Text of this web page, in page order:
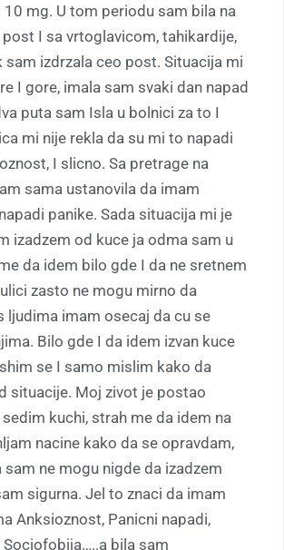
10 mg. U tom periodu sam bila na
I sa vrtoglavicom, tahikardije,
izdrzala ceo post. Situacija mi
I gore, imala sam svaki dan napad
puta sam Isla u bolnici za to I
mi nije rekla da su mi to napadi
I slicno. Sa pretrage na
sama ustanovila da imam
panike. Sada situacija mi je
izadzem od kuce ja odma sam u
da idem bilo gde I da ne sretnem
zasto ne mogu mirno da
ljudima imam osecaj da cu se
Bilo gde I da idem izvan kuce
se I samo mislim kako da
situacije. Moj zivot je postao
kuchi, strah me da idem na
nacine kako da se opravdam,
ne mogu nigde da izadzem
sigurna. Jel to znaci da imam
Anksioznost, Panicni napadi,
bila sam